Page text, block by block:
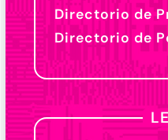
Directorio de
Directorio de